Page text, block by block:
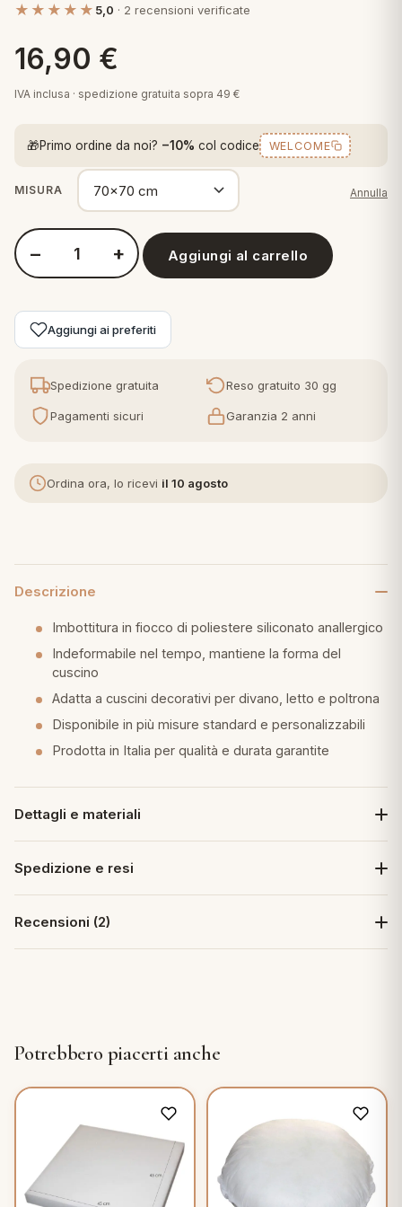
Letto
e Pigiami
arredo
per cuscini
Step
in fibra
in piuma d'oca
in piuma
Tappeti Cartoons
Trapuntini Cartoons
★★★★★ 5,0 · 2 recensioni verificate
16,90 €
IVA inclusa · spedizione gratuita sopra 49 €
🎁Primo ordine da noi? −10% col codice WELCOME
MISURA Annulla
Quantità Perlarara Imbottitura per Cuscini Quadrata e
− + Aggiungi al carrello
Aggiungi ai preferiti
Spedizione gratuita Reso gratuito 30 gg
Pagamenti sicuri Garanzia 2 anni
Ordina ora, lo ricevi il 10 agosto
Descrizione
Imbottitura in fiocco di poliestere siliconato anallergico
Indeformabile nel tempo, mantiene la forma del
cuscino
Adatta a cuscini decorativi per divano, letto e poltrona
Disponibile in più misure standard e personalizzabili
Prodotta in Italia per qualità e durata garantite
Dettagli e materiali
Spedizione e resi
Recensioni (2)
Potrebbero piacerti anche